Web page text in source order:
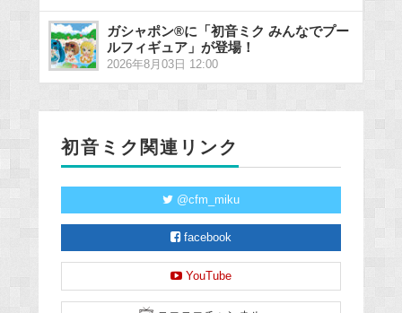
ガシャポン®に「初音ミク みんなでプー
ルフィギュア」が登場！
2026年8月03日 12:00
初音ミク関連リンク
@cfm_miku
facebook
YouTube